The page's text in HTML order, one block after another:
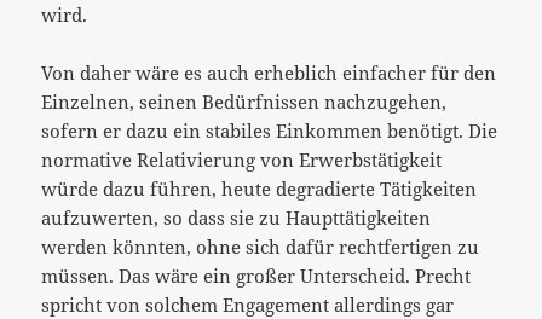
wird.
Von daher wäre es auch erheblich einfacher für den
Einzelnen, seinen Bedürfnissen nachzugehen,
sofern er dazu ein stabiles Einkommen benötigt. Die
normative Relativierung von Erwerbstätigkeit
würde dazu führen, heute degradierte Tätigkeiten
aufzuwerten, so dass sie zu Haupttätigkeiten
werden könnten, ohne sich dafür rechtfertigen zu
müssen. Das wäre ein großer Unterscheid. Precht
spricht von solchem Engagement allerdings gar